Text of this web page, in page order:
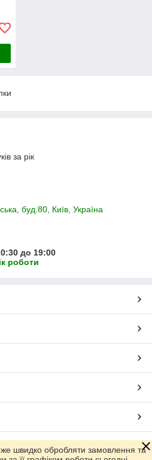
за рік
буд.80, Київ, Україна
до 19:00
роботи
Prom.ua
швидко обробляти замовлення та